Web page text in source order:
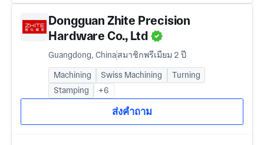
Dongguan Zhite Precision
Hardware Co., Ltd
Guangdong, Chinaสมาชิกพรีเมียม 2 ปี
Machining Swiss Machining
Turning
Stamping
+6
ส่งคำถาม